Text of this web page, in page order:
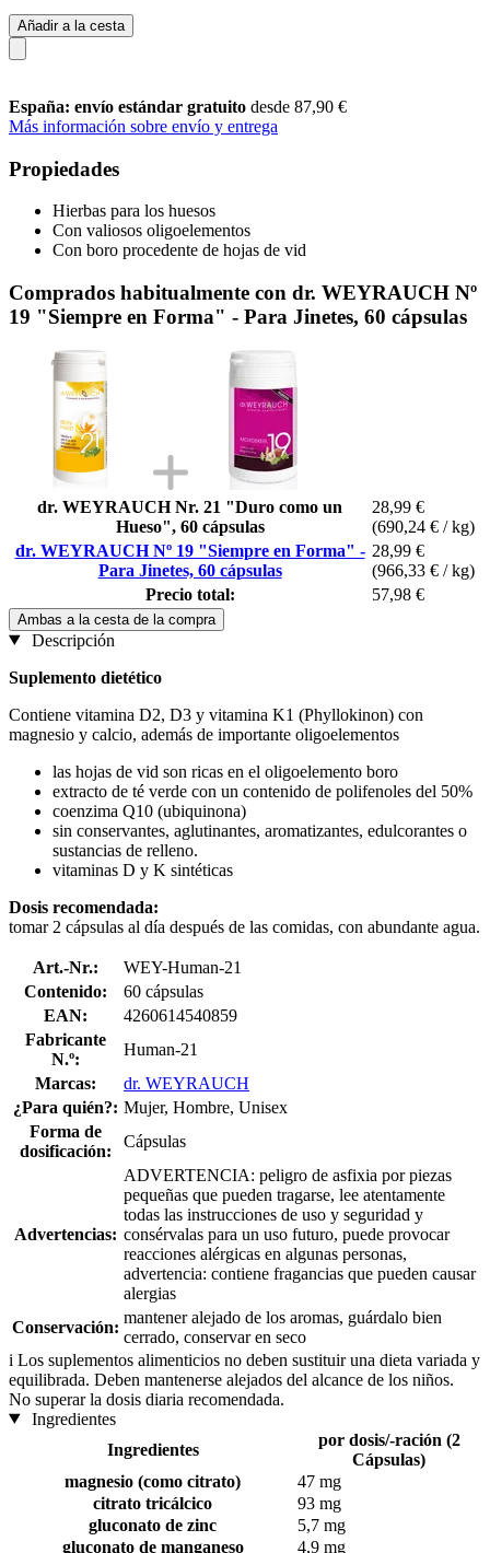
Añadir a la cesta
España: envío estándar gratuito desde 87,90 €
Más información sobre envío y entrega
Propiedades
Hierbas para los huesos
Con valiosos oligoelementos
Con boro procedente de hojas de vid
Comprados habitualmente con dr. WEYRAUCH Nº
19 "Siempre en Forma" - Para Jinetes, 60 cápsulas
dr. WEYRAUCH Nr. 21 "Duro como un
Hueso", 60 cápsulas
28,99 €
(690,24 € / kg)
dr. WEYRAUCH Nº 19 "Siempre en Forma" -
Para Jinetes, 60 cápsulas
28,99 €
(966,33 € / kg)
Precio total:
57,98 €
Ambas a la cesta de la compra
Descripción
Suplemento dietético
Contiene vitamina D2, D3 y vitamina K1 (Phyllokinon) con
magnesio y calcio, además de importante oligoelementos
las hojas de vid son ricas en el oligoelemento boro
extracto de té verde con un contenido de polifenoles del 50%
coenzima Q10 (ubiquinona)
sin conservantes, aglutinantes, aromatizantes, edulcorantes o
sustancias de relleno.
vitaminas D y K sintéticas
Dosis recomendada:
tomar 2 cápsulas al día después de las comidas, con abundante agua.
Art.-Nr.:
WEY-Human-21
Contenido:
60 cápsulas
EAN:
4260614540859
Fabricante
N.º:
Human-21
Marcas:
dr. WEYRAUCH
¿Para quién?: Mujer, Hombre, Unisex
Forma de
dosificación:
Cápsulas
Advertencias:
ADVERTENCIA: peligro de asfixia por piezas
pequeñas que pueden tragarse, lee atentamente
todas las instrucciones de uso y seguridad y
consérvalas para un uso futuro, puede provocar
reacciones alérgicas en algunas personas,
advertencia: contiene fragancias que pueden causar
alergias
Conservación:
mantener alejado de los aromas, guárdalo bien
cerrado, conservar en seco
i Los suplementos alimenticios no deben sustituir una dieta variada y
equilibrada. Deben mantenerse alejados del alcance de los niños.
No superar la dosis diaria recomendada.
Ingredientes
Ingredientes
por dosis/-ración (2
Cápsulas)
magnesio (como citrato)
47 mg
citrato tricálcico
93 mg
gluconato de zinc
5,7 mg
gluconato de manganeso
4,9 mg